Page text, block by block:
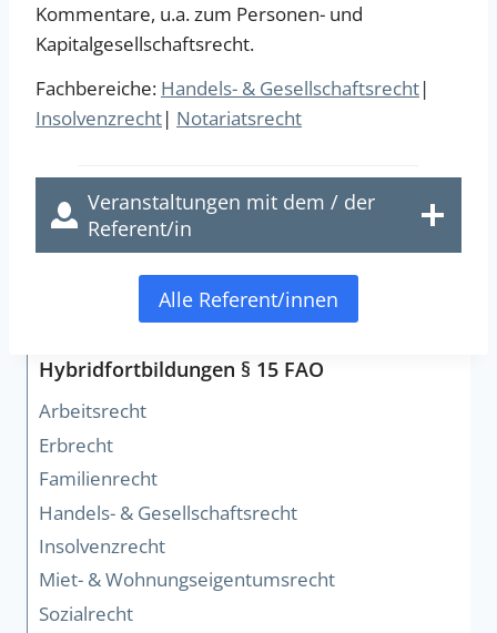
Kommentare, u.a. zum Personen- und
Kapitalgesellschaftsrecht.
Fachbereiche: Handels- & Gesellschaftsrecht|
Insolvenzrecht| Notariatsrecht
Veranstaltungen mit dem / der
Referent/in
Alle Referent/innen
Hybridfortbildungen § 15 FAO
Arbeitsrecht
Erbrecht
Familienrecht
Handels- & Gesellschaftsrecht
Insolvenzrecht
Miet- & Wohnungseigentumsrecht
Sozialrecht